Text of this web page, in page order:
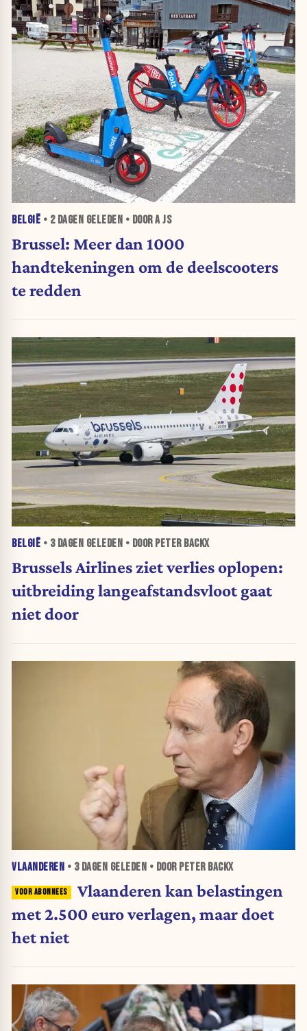
BELGIË • 2 DAGEN GELEDEN • DOOR A JS
Brussel: Meer dan 1000
handtekeningen om de deelscooters
te redden
BELGIË • 3 DAGEN GELEDEN • DOOR PETER BACKX
Brussels Airlines ziet verlies oplopen:
uitbreiding langeafstandsvloot gaat
niet door
VLAANDEREN • 3 DAGEN GELEDEN • DOOR PETER BACKX
Vlaanderen kan belastingen
met 2.500 euro verlagen, maar doet
het niet